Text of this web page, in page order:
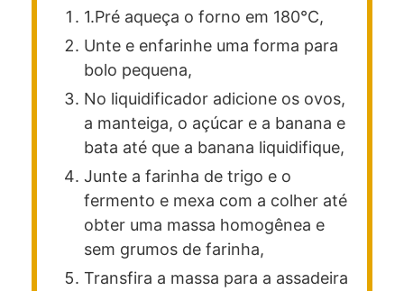
1.Pré aqueça o forno em 180°C,
Unte e enfarinhe uma forma para
bolo pequena,
No liquidificador adicione os ovos,
a manteiga, o açúcar e a banana e
bata até que a banana liquidifique,
Junte a farinha de trigo e o
fermento e mexa com a colher até
obter uma massa homogênea e
sem grumos de farinha,
Transfira a massa para a assadeira